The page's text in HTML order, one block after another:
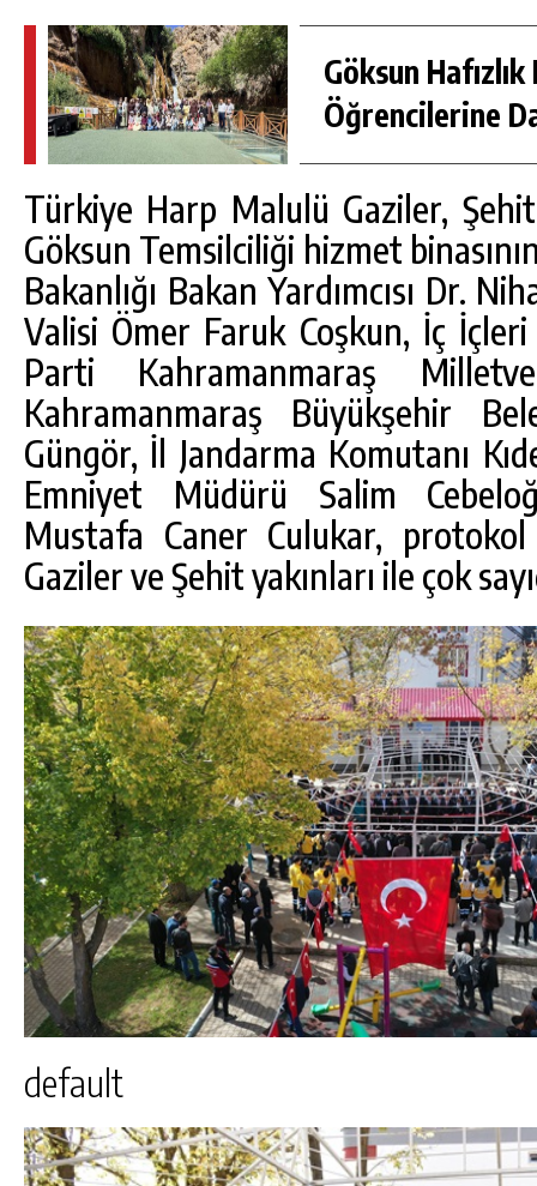
Göksun Hafızlık
Öğrencilerine
Türkiye Harp Malulü Gaziler,
Göksun Temsilciliği hizmet
Bakanlığı Bakan Yardımcısı Dr.
Valisi Ömer Faruk Coşkun, İç
Parti Kahramanmaraş
Kahramanmaraş Büyükşehir
Güngör, İl Jandarma Komutanı
Emniyet Müdürü Salim
Mustafa Caner Culukar,
Gaziler ve Şehit yakınları ile çok
default